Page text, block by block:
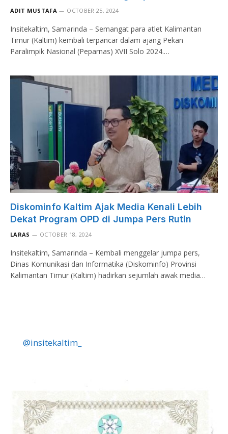
ADIT MUSTAFA OCTOBER 25, 2024
Insitekaltim, Samarinda – Semangat para atlet Kalimantan
Timur (Kaltim) kembali terpancar dalam ajang Pekan
Paralimpik Nasional (Peparnas) XVII Solo 2024.…
Diskominfo Kaltim Ajak Media Kenali Lebih
Dekat Program OPD di Jumpa Pers Rutin
LARAS OCTOBER 18, 2024
Insitekaltim, Samarinda – Kembali menggelar jumpa pers,
Dinas Komunikasi dan Informatika (Diskominfo) Provinsi
Kalimantan Timur (Kaltim) hadirkan sejumlah awak media…
@insitekaltim_